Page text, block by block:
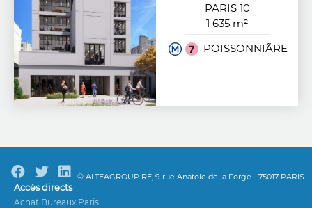
PARIS 10
1 635 m²
POISSONNIÃ¨RE
© ALTEAGROUP RE, 9 rue Anatole de la Forge - 75017 PARIS
Accès directs
Achat Bureaux Paris